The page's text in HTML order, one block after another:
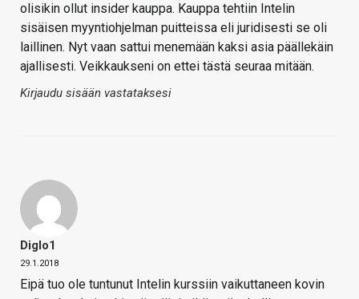
olisikin ollut insider kauppa. Kauppa tehtiin Intelin
sisäisen myyntiohjelman puitteissa eli juridisesti se oli
laillinen. Nyt vaan sattui menemään kaksi asia päällekäin
ajallisesti. Veikkaukseni on ettei tästä seuraa mitään.
Kirjaudu sisään vastataksesi
Diglo1
29.1.2018
Eipä tuo ole tuntunut Intelin kurssiin vaikuttaneen kovin